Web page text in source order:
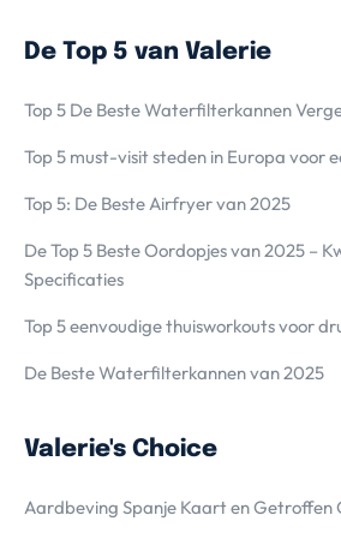
De Top 5 van Valerie
Top 5 De Beste Waterfilterkannen
Top 5 must-visit steden in Europa voor
Top 5: De Beste Airfryer van 2025
De Top 5 Beste Oordopjes van 2025 –
Specificaties
Top 5 eenvoudige thuisworkouts voor
De Beste Waterfilterkannen van 2025
Valerie's Choice
Aardbeving Spanje Kaart en Getroffen